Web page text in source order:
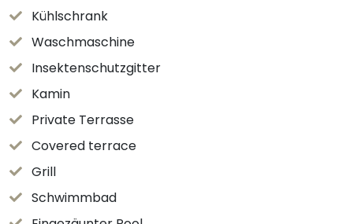
Kühlschrank
Waschmaschine
Insektenschutzgitter
Kamin
Private Terrasse
Covered terrace
Grill
Schwimmbad